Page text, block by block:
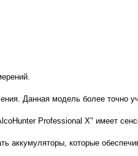
Данная модель более точно
Professional X" имеет
аккумуляторы, которые